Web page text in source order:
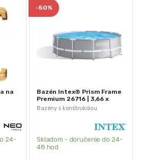
na
24-
Bazény s konštrukciou
-50%
Bazén Intex® Prism Frame
Premium 26716 | 3,66 x
0,99 m
Skladom - doručenie do 24-
48 hod